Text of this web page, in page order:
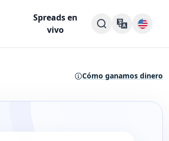
Spreads en
vivo
Cómo ganamos dinero